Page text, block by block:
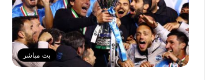
بث مباشر